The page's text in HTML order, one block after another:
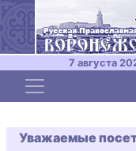
7 августа
Toggle
Уважаемые